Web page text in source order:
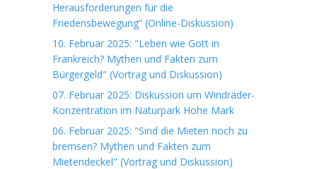
Herausforderungen für die
Friedensbewegung“ (Online-Diskussion)
10. Februar 2025: "Leben wie Gott in
Frankreich? Mythen und Fakten zum
Bürgergeld" (Vortrag und Diskussion)
07. Februar 2025: Diskussion um Windräder-
Konzentration im Naturpark Hohe Mark
06. Februar 2025: "Sind die Mieten noch zu
bremsen? Mythen und Fakten zum
Mietendeckel" (Vortrag und Diskussion)